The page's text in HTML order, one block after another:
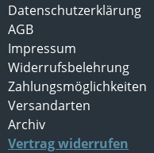
Datenschutzerklärung
AGB
Impressum
Widerrufsbelehrung
Zahlungsmöglichkeiten
Versandarten
Archiv
Vertrag widerrufen